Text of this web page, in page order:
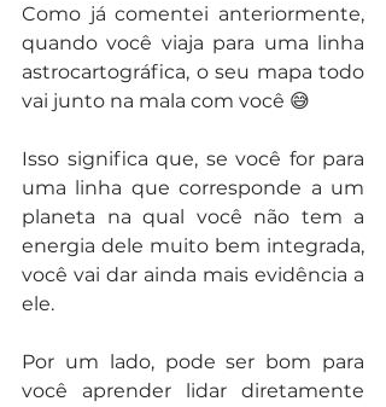
Como já comentei anteriormente,
quando você viaja para uma linha
astrocartográfica, o seu mapa todo
vai junto na mala com você 😅
Isso significa que, se você for para
uma linha que corresponde a um
planeta na qual você não tem a
energia dele muito bem integrada,
você vai dar ainda mais evidência a
ele.
Por um lado, pode ser bom para
você aprender lidar diretamente